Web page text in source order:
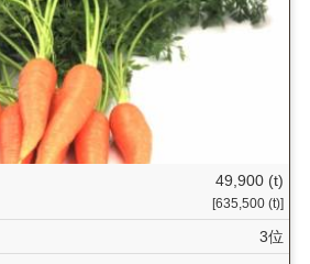
49,900 (t)
[635,500 (t)]
3位